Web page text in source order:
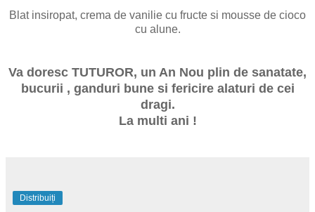
Blat insiropat, crema de vanilie cu fructe si mousse de cioco
cu alune.
Va doresc TUTUROR, un An Nou plin de sanatate,
bucurii , ganduri bune si fericire alaturi de cei
dragi.
La multi ani !
Distribuiți